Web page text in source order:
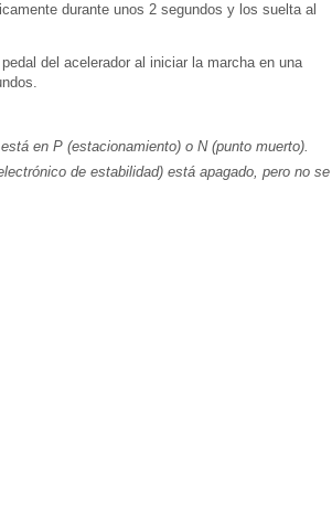
durante unos 2 segundos y los suelta al
del acelerador al iniciar la marcha en una
en P (estacionamiento) o N (punto muerto).
de estabilidad) está apagado, pero no se